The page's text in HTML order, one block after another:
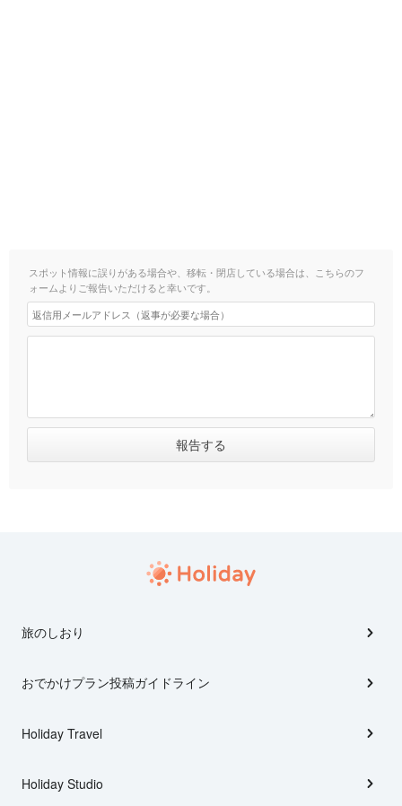
スポット情報に誤りがある場合や、移転・閉店している場合は、こちらのフ
ォームよりご報告いただけると幸いです。
旅のしおり
おでかけプラン投稿ガイドライン
Holiday Travel
Holiday Studio